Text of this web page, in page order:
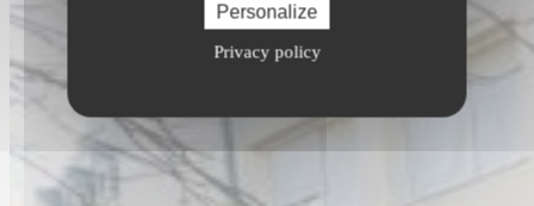
Personalize
Privacy policy